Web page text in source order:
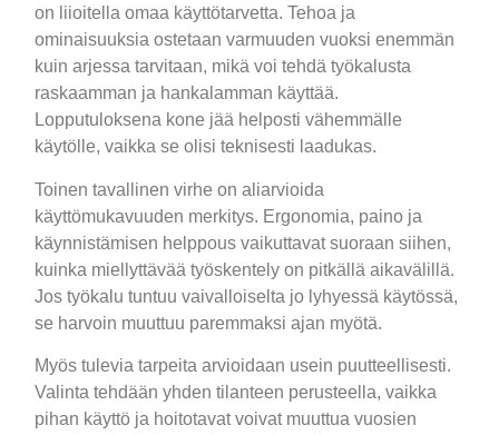
on liioitella omaa käyttötarvetta. Tehoa ja
ominaisuuksia ostetaan varmuuden vuoksi enemmän
kuin arjessa tarvitaan, mikä voi tehdä työkalusta
raskaamman ja hankalamman käyttää.
Lopputuloksena kone jää helposti vähemmälle
käytölle, vaikka se olisi teknisesti laadukas.
Toinen tavallinen virhe on aliarvioida
käyttömukavuuden merkitys. Ergonomia, paino ja
käynnistämisen helppous vaikuttavat suoraan siihen,
kuinka miellyttävää työskentely on pitkällä aikavälillä.
Jos työkalu tuntuu vaivalloiselta jo lyhyessä käytössä,
se harvoin muuttuu paremmaksi ajan myötä.
Myös tulevia tarpeita arvioidaan usein puutteellisesti.
Valinta tehdään yhden tilanteen perusteella, vaikka
pihan käyttö ja hoitotavat voivat muuttua vuosien